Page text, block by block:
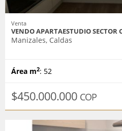
Venta
VENDO APARTAESTUDIO SECTOR
Manizales, Caldas
Área m2: 52
$450.000.000 COP